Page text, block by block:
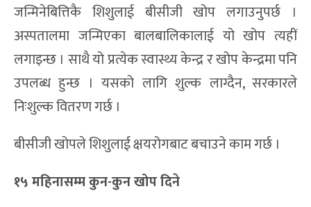
जन्मिनेबित्तिकै शिशुलाई बीसीजी खोप लगाउनुपर्छ ।
अस्पतालमा जन्मिएका बालबालिकालाई यो खोप त्यहीं
लगाइन्छ । साथै यो प्रत्येक स्वास्थ्य केन्द्र र खोप केन्द्रमा पनि
उपलब्ध हुन्छ । यसको लागि शुल्क लाग्दैन, सरकारले
निःशुल्क वितरण गर्छ ।
बीसीजी खोपले शिशुलाई क्षयरोगबाट बचाउने काम गर्छ ।
१५ महिनासम्म कुन-कुन खोप दिने